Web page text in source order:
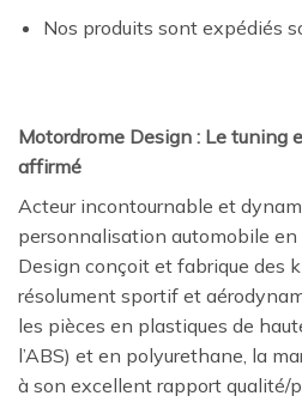
Nos produits sont expédiés
Motordrome Design : Le tuning
affirmé
Acteur incontournable et
personnalisation automobile en
Design conçoit et fabrique des
résolument sportif et
les pièces en plastiques de
l’ABS) et en polyurethane, la
à son excellent rapport qualité/